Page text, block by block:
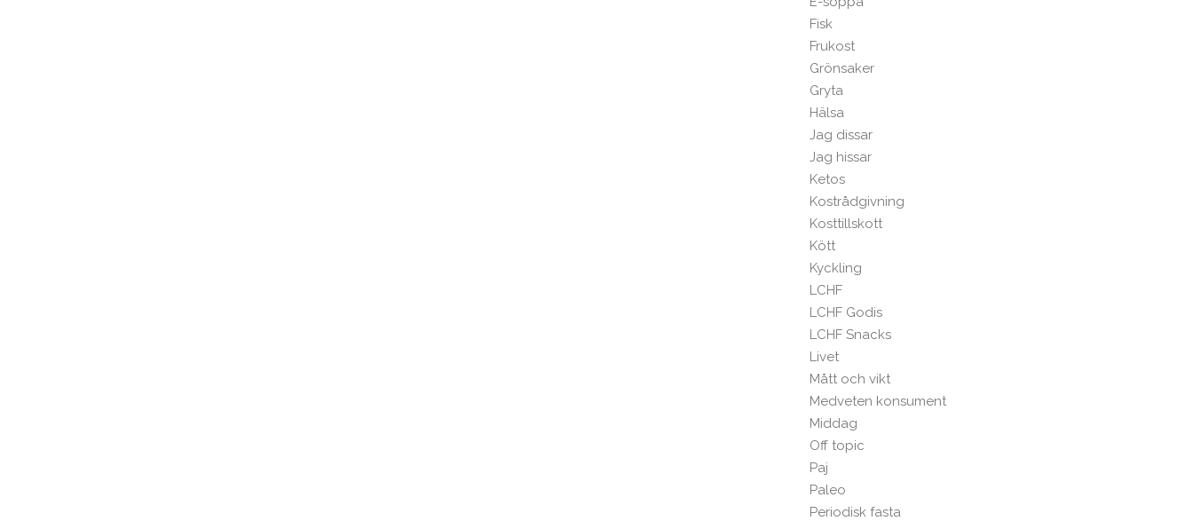
Fisk
Frukost
Grönsaker
Gryta
Hälsa
Jag dissar
Jag hissar
Ketos
Kostrådgivning
Kosttillskott
Kött
Kyckling
LCHF
LCHF Godis
LCHF Snacks
Livet
Mått och vikt
Medveten konsument
Middag
Off topic
Paj
Paleo
Periodisk fasta